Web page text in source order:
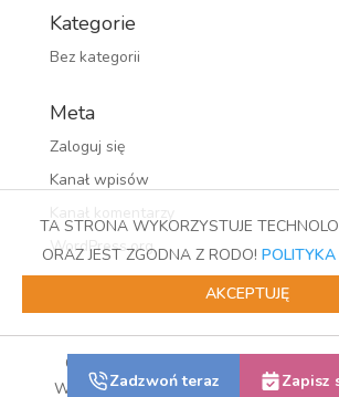
Kategorie
Bez kategorii
Meta
Zaloguj się
Kanał wpisów
WordPress.org
Copyrights © 2018 Chirurg Naczyniowy
Wszystkie prawa zastrzeżone |
Zadzwoń teraz Zapisz
TA STRONA WYKORZYSTUJE
ORAZ JEST ZGODNA Z RODO!
AKCEPTUJĘ